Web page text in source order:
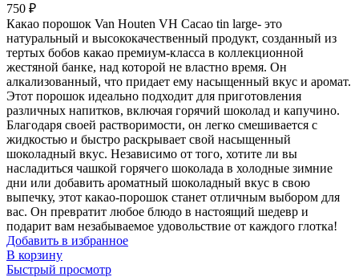
750 ₽
Какао порошок Van Houten VH Cacao tin large- это
натуральный и высококачественный продукт, созданный из
тертых бобов какао премиум-класса в коллекционной
жестяной банке, над которой не властно время. Он
алкализованный, что придает ему насыщенный вкус и аромат.
Этот порошок идеально подходит для приготовления
различных напитков, включая горячий шоколад и капучино.
Благодаря своей растворимости, он легко смешивается с
жидкостью и быстро раскрывает свой насыщенный
шоколадный вкус. Независимо от того, хотите ли вы
насладиться чашкой горячего шоколада в холодные зимние
дни или добавить ароматный шоколадный вкус в свою
выпечку, этот какао-порошок станет отличным выбором для
вас. Он превратит любое блюдо в настоящий шедевр и
подарит вам незабываемое удовольствие от каждого глотка!
Добавить в избранное
В корзину
Быстрый просмотр